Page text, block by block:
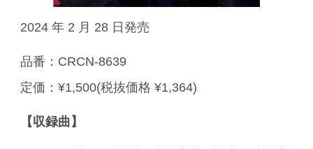
2024 年 2 月 28 日発売
品番：CRCN-8639
定価：¥1,500(税抜価格 ¥1,364)
【収録曲】